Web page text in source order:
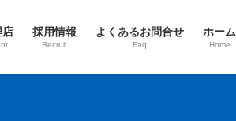
店 採用情報
Recruit
よくあるお問合せ
Faq
ホーム
Home